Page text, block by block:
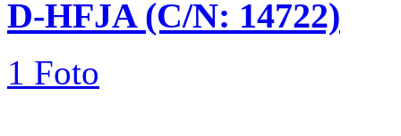
D-HFJA (C/N: 14722)
1 Foto